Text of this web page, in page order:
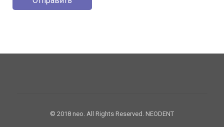
© 2018 neo. All Rights Reserved. NEODENT